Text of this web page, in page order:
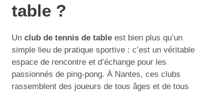
table ?
Un club de tennis de table est bien plus qu’un
simple lieu de pratique sportive : c’est un véritable
espace de rencontre et d’échange pour les
passionnés de ping-pong. À Nantes, ces clubs
rassemblent des joueurs de tous âges et de tous